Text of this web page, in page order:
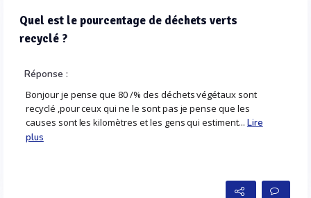
Quel est le pourcentage de déchets verts
recyclé ?
Réponse :
Bonjour je pense que 80 /% des déchets végétaux sont
recyclé ,pour ceux qui ne le sont pas je pense que les
causes sont les kilomètres et les gens qui estiment... Lire
plus